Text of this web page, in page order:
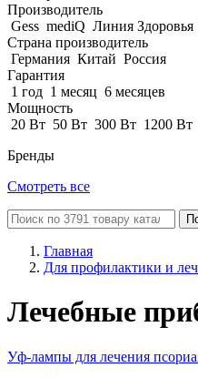
Производитель
Gess mediQ Линия Здоровья
Страна производитель
Германия Китай Россия
Гарантия
1 год 1 месяц 6 месяцев
Мощность
20 Вт 50 Вт 300 Вт 1200 Вт
Бренды
Смотреть все
Главная
Для профилактики и
Лечебные
Уф-лампы для лечения